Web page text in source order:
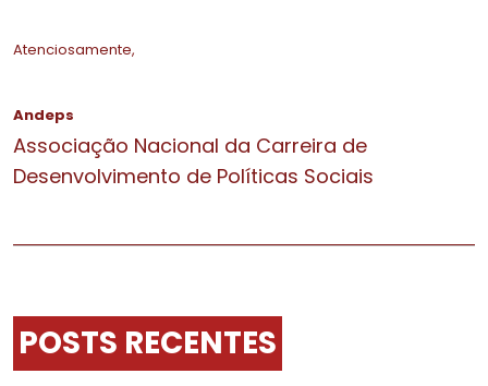
Atenciosamente,
Andeps
Associação Nacional da Carreira de
Desenvolvimento de Políticas Sociais
POSTS RECENTES